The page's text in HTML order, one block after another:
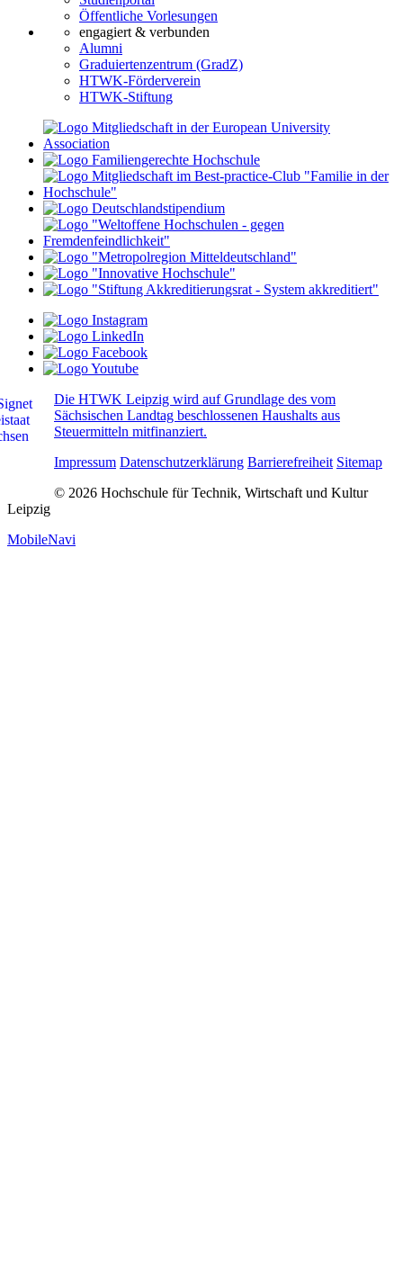
Öffentliche Vorlesungen
engagiert & verbunden
Alumni
Graduiertenzentrum (GradZ)
HTWK-Förderverein
HTWK-Stiftung
Die HTWK Leipzig wird auf Grundlage des vom
Sächsischen Landtag beschlossenen Haushalts aus
Steuermitteln mitfinanziert.
Impressum Datenschutzerklärung Barrierefreiheit Sitemap
© 2026 Hochschule für Technik, Wirtschaft und Kultur
Leipzig
MobileNavi